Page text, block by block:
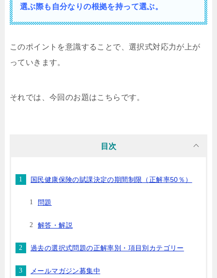
選ぶ際も自分なりの根拠を持って選ぶ。
このポイントを意識することで、選択式対応力が上が
っていきます。
それでは、今回のお題はこちらです。
目次
国民健康保険の賦課決定の期間制限（正解率50％）
問題
解答・解説
過去の選択式問題の正解率別・項目別カテゴリー
メールマガジン募集中